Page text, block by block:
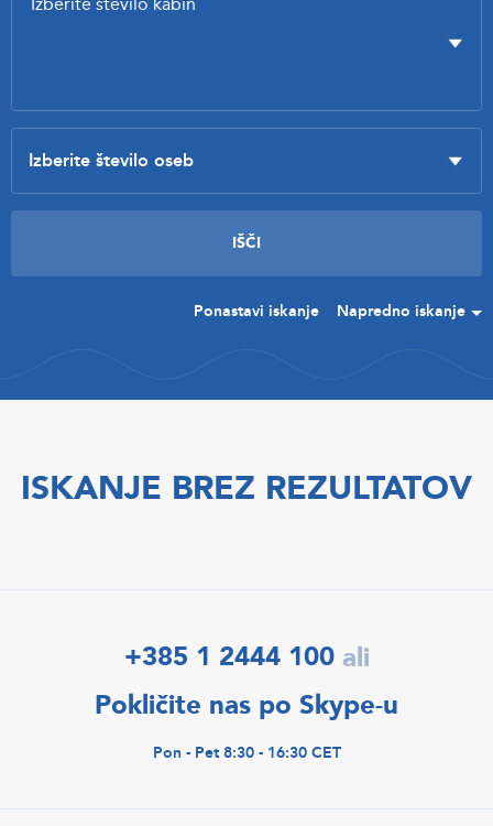
Ponastavi iskanje Napredno iskanje
ISKANJE BREZ REZULTATOV
+385 1 2444 100 ali
Pokličite nas po Skype-u
Pon - Pet 8:30 - 16:30 CET